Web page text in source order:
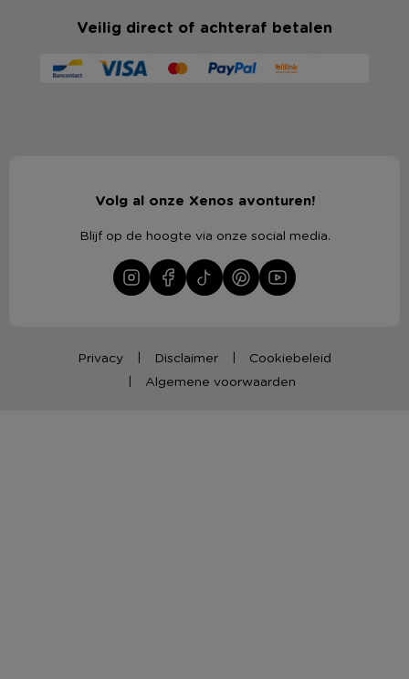
Veilig direct of achteraf betalen
Volg al onze Xenos avonturen!
Blijf op de hoogte via onze social media.
Privacy Disclaimer
Cookiebeleid
Algemene voorwaarden